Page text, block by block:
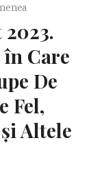
Care
De
Fel,
Altele